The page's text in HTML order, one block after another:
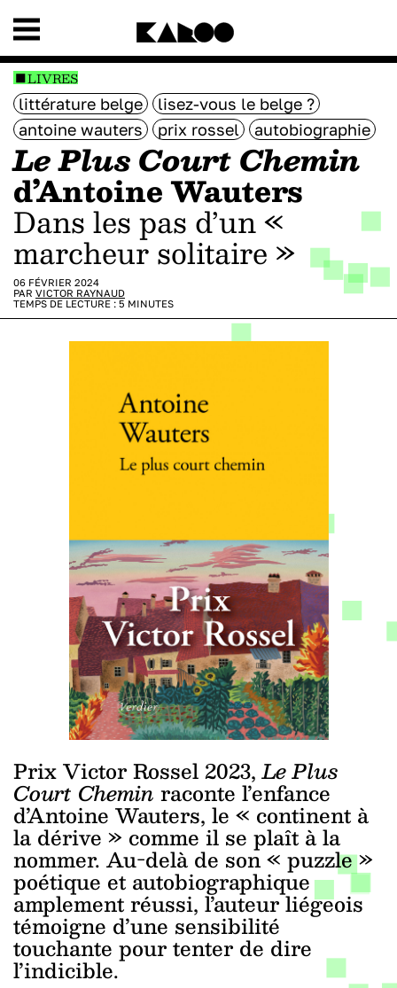
LIVRES
littérature belge
lisez-vous le belge ?
antoine wauters
prix rossel autobiographie
Le Plus Court Chemin
d’Antoine Wauters
Dans les pas d’un «
marcheur solitaire »
06 FÉVRIER 2024
PAR VICTOR RAYNAUD
TEMPS DE LECTURE : 5 MINUTES
Prix Victor Rossel 2023,Le Plus
Court Chemin raconte l’enfance
d’Antoine Wauters, le « continent à
la dérive » comme il se plaît à la
nommer. Au-delà de son « puzzle »
poétique et autobiographique
amplement réussi, l’auteur liégeois
témoigne d’une sensibilité
touchante pour tenter de dire
l’indicible.